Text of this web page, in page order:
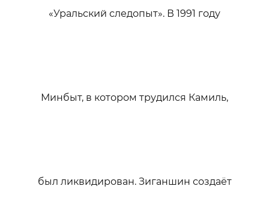
«Уральский следопыт». В 1991 году
Минбыт, в котором трудился Камиль,
был ликвидирован. Зиганшин создаёт